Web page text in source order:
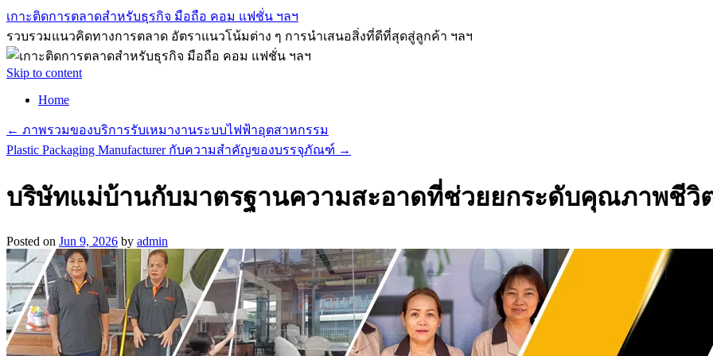
เกาะติดการตลาดสำหรับธุรกิจ มือถือ คอม แฟชั่น ฯลฯ
รวบรวมแนวคิดทางการตลาด อัตราแนวโน้มต่าง ๆ การนำเสนอสิ่งที่ดีที่สุดสู่ลูกค้า ฯลฯ
Skip to content
Home
← ภาพรวมของบริการรับเหมางานระบบไฟฟ้าอุตสาหกรรม
Plastic Packaging Manufacturer กับความสำคัญของบรรจุภัณฑ์ →
บริษัทแม่บ้านกับมาตรฐานความสะอาดที่ช่วยยกระดับคุณภาพชีวิ
Posted on Jun 9, 2026 by admin